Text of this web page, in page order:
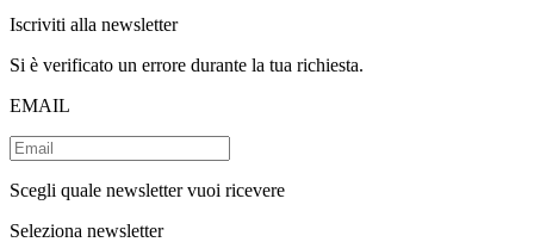
Iscriviti alla newsletter
Si è verificato un errore durante la tua richiesta.
EMAIL
Scegli quale newsletter vuoi ricevere
Seleziona newsletter